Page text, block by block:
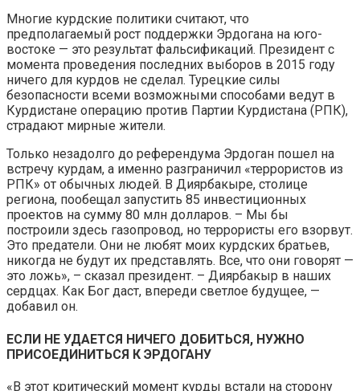
Многие курдские политики считают, что
предполагаемый рост поддержки Эрдогана на юго-
востоке — это результат фальсификаций. Президент с
момента проведения последних выборов в 2015 году
ничего для курдов не сделал. Турецкие силы
безопасности всеми возможными способами ведут в
Курдистане операцию против Партии Курдистана (РПК),
страдают мирные жители.
Только незадолго до референдума Эрдоган пошел на
встречу курдам, а именно разграничил «террористов из
РПК» от обычных людей. В Диярбакыре, столице
региона, пообещал запустить 85 инвестиционных
проектов на сумму 80 млн долларов. – Мы бы
построили здесь газопровод, но террористы его взорвут.
Это предатели. Они не любят моих курдских братьев,
никогда не будут их представлять. Все, что они говорят —
это ложь», – сказал президент. – Диярбакыр в наших
сердцах. Как Бог даст, впереди светлое будущее, —
добавил он.
ЕСЛИ НЕ УДАЕТСЯ НИЧЕГО ДОБИТЬСЯ, НУЖНО
ПРИСОЕДИНИТЬСЯ К ЭРДОГАНУ
«В этот критический момент курды встали на сторону